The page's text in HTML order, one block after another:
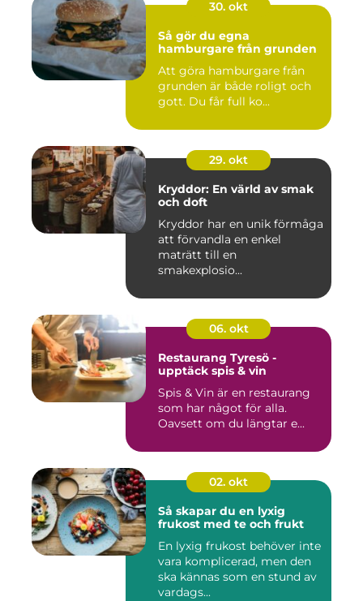
30. okt
Så gör du egna
hamburgare från grunden
Att göra hamburgare från
grunden är både roligt och
gott. Du får full ko...
29. okt
Kryddor: En värld av smak
och doft
Kryddor har en unik förmåga
att förvandla en enkel
maträtt till en
smakexplosio...
06. okt
Restaurang Tyresö -
upptäck spis & vin
Spis & Vin är en restaurang
som har något för alla.
Oavsett om du längtar e...
02. okt
Så skapar du en lyxig
frukost med te och frukt
En lyxig frukost behöver inte
vara komplicerad, men den
ska kännas som en stund av
vardags...